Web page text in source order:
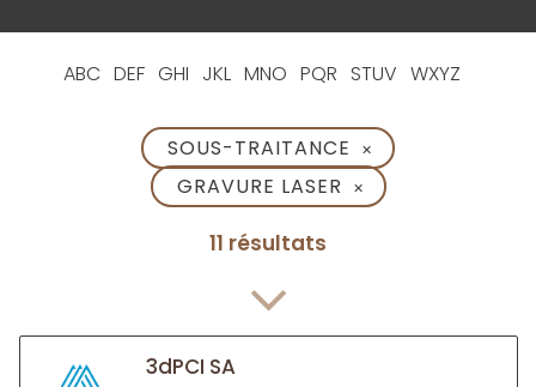
ABC DEF GHI JKL MNO PQR STUV WXYZ
SOUS-TRAITANCE ✕
GRAVURE LASER ✕
11 résultats
3dPCI SA